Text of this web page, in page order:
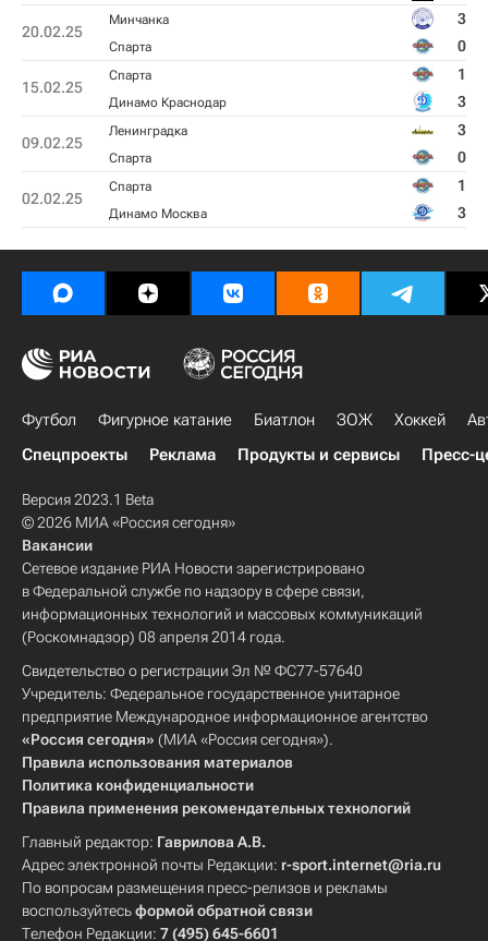
20.02.25
Минчанка 3
Спарта 0
15.02.25
Спарта 1
Динамо Краснодар 3
09.02.25
Ленинградка 3
Спарта 0
02.02.25
Спарта 1
Динамо Москва 3
Футбол Фигурное катание Биатлон ЗОЖ Хоккей
Спецпроекты
Реклама Продукты и сервисы Пресс-
Версия 2023.1 Beta
© 2026 МИА «Россия сегодня»
Вакансии
Сетевое издание РИА Новости зарегистрировано
в Федеральной службе по надзору в сфере связи,
информационных технологий и массовых коммуникаций
(Роскомнадзор) 08 апреля 2014 года.
Свидетельство о регистрации Эл № ФС77-57640
Учредитель: Федеральное государственное унитарное
предприятие Международное информационное агентство
«Россия сегодня» (МИА «Россия сегодня»).
Правила использования материалов
Политика конфиденциальности
Правила применения рекомендательных технологий
Главный редактор: Гаврилова А.В.
Адрес электронной почты Редакции: r-sport.internet@ria.ru
По вопросам размещения пресс-релизов и рекламы
воспользуйтесьформой обратной связи
Телефон Редакции: 7 (495) 645-6601